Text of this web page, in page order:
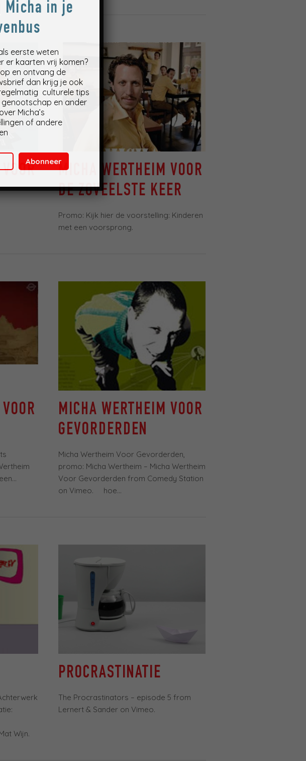
MICHA WERTHEIM VOOR
DE ZOVEELSTE KEER
Promo: Kijk hier de voorstelling: Kinderen
met een voorsprong.
MICHA WERTHEIM VOOR
GEVORDERDEN
Micha Wertheim Voor Gevorderden,
promo: Micha Wertheim – Micha Wertheim
Voor Gevorderden from Comedy Station
on Vimeo. hoe...
Wijn.
PROCRASTINATIE
The Procrastinators – episode 5 from
Lernert & Sander on Vimeo.
Micha in je
eerste weten
er kaarten vrij komen?
en ontvang de
dan krijg je ook
culturele tips
en ander
Micha’s
of andere
Abonneer